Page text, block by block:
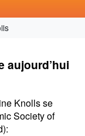
aujourd’hui
Knolls se
Society of